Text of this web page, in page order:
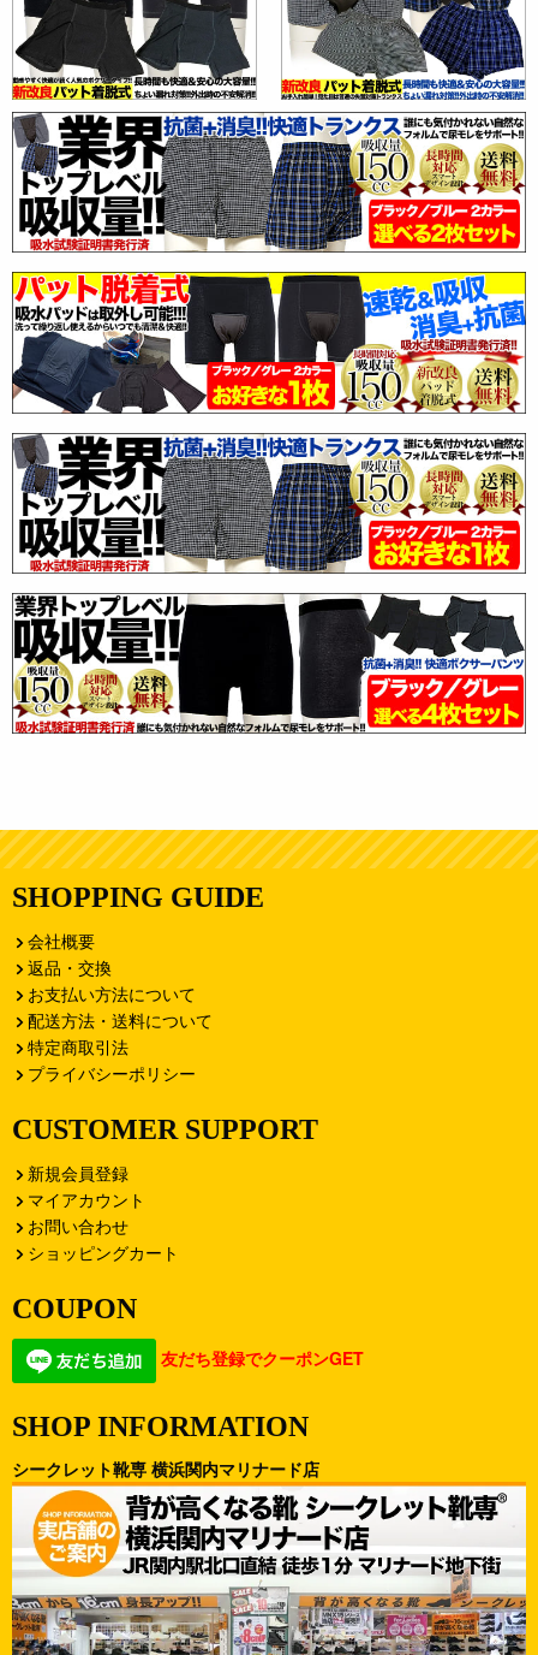
SHOPPING GUIDE
会社概要
返品・交換
お支払い方法について
配送方法・送料について
特定商取引法
プライバシーポリシー
CUSTOMER SUPPORT
新規会員登録
マイアカウント
お問い合わせ
ショッピングカート
COUPON
友だち登録でクーポンGET
SHOP INFORMATION
シークレット靴専 横浜関内マリナード店